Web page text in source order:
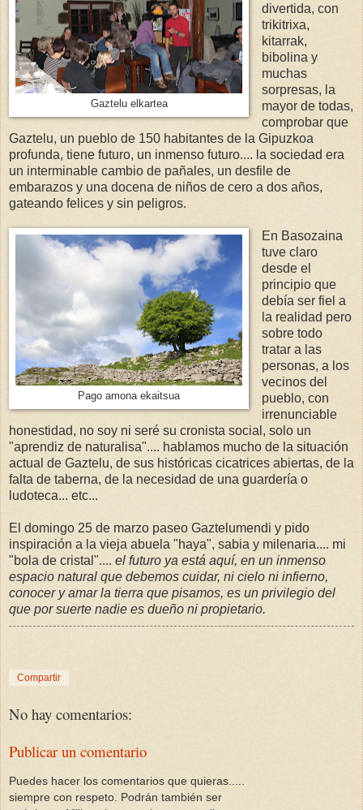
Gaztelu elkartea
divertida, con
trikitrixa,
kitarrak,
bibolina y
muchas
sorpresas, la
mayor de todas,
comprobar que
Gaztelu, un pueblo de 150 habitantes de la Gipuzkoa
profunda, tiene futuro, un inmenso futuro.... la sociedad era
un interminable cambio de pañales, un desfile de
embarazos y una docena de niños de cero a dos años,
gateando felices y sin peligros.
Pago amona ekaitsua
En Basozaina
tuve claro
desde el
principio que
debía ser fiel a
la realidad pero
sobre todo
tratar a las
personas, a los
vecinos del
pueblo, con
irrenunciable
honestidad, no soy ni seré su cronista social, solo un
"aprendiz de naturalisa".... hablamos mucho de la situación
actual de Gaztelu, de sus históricas cicatrices abiertas, de la
falta de taberna, de la necesidad de una guardería o
ludoteca... etc...
El domingo 25 de marzo paseo Gaztelumendi y pido
inspiración a la vieja abuela "haya", sabia y milenaria.... mi
"bola de cristal".... el futuro ya está aquí, en un inmenso
espacio natural que debemos cuidar, ni cielo ni infierno,
conocer y amar la tierra que pisamos, es un privilegio del
que por suerte nadie es dueño ni propietario.
Compartir
No hay comentarios:
Publicar un comentario
Puedes hacer los comentarios que quieras.....
siempre con respeto. Podrán también ser